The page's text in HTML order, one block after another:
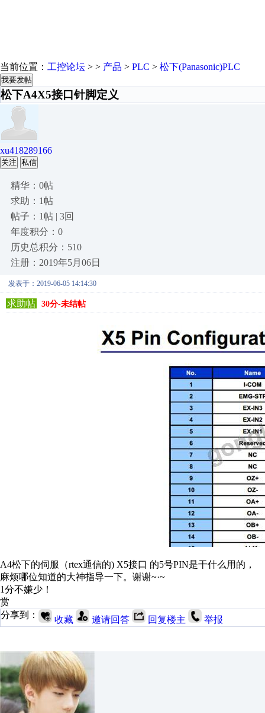
当前位置： 工控论坛 > > 产品 > PLC > 松下(Panasonic)PLC
我要发帖
松下A4X5接口针脚定义
xu418289166
关注 私信
精华：0帖
求助：1帖
帖子：1帖 | 3回
年度积分：0
历史总积分：510
注册：2019年5月06日
发表于：2019-06-05 14:14:30
求助帖 30分-未结帖
A4松下的伺服（rtex通信的) X5接口 的5号PIN是干什么用的，
麻烦哪位知道的大神指导一下。谢谢~·~
1分不嫌少！
赏
分享到：
收藏 邀请回答 回复楼主 举报